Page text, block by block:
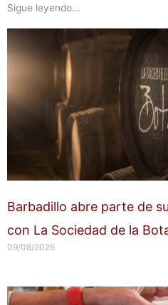
Sigue leyendo...
Barbadillo abre parte de
con La Sociedad de la
09/08/2026